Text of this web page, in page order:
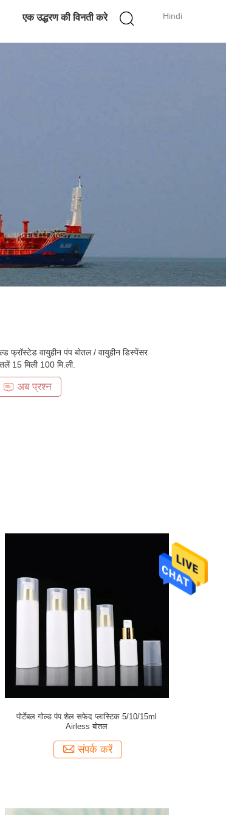
Hindi
एक उद्धरण की विनती करे
फ्रॉस्टेड वायुहीन पंप बोतल / वायुहीन डिस्पेंसर
15 मिली 100 मि.ली.
अब प्रश्न
पोर्टेबल गोल्ड पंप शेल सफेद प्लास्टिक 5/10/15ml
Airless बोतल
संपर्क करें